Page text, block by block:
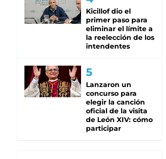
Kicillof dio el
primer paso para
eliminar el límite a
la reelección de los
intendentes
Lanzaron un
concurso para
elegir la canción
oficial de la visita
de León XIV: cómo
participar